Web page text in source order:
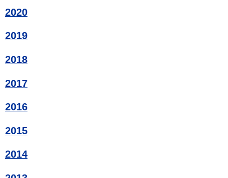
2020
2019
2018
2017
2016
2015
2014